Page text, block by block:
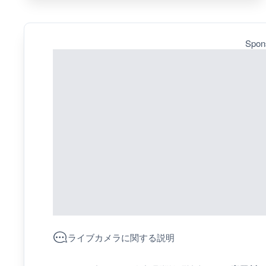
ライブカメラに関する説明